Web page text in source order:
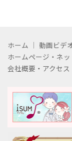
ホーム 動画ビデ
ホームページ・ネ
会社概要・アクセス